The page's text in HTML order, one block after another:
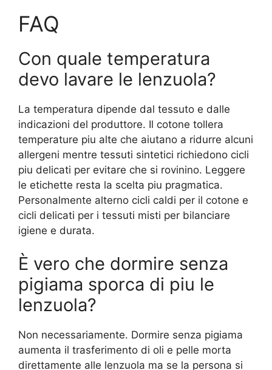
FAQ
Con quale temperatura
devo lavare le lenzuola?
La temperatura dipende dal tessuto e dalle
indicazioni del produttore. Il cotone tollera
temperature piu alte che aiutano a ridurre alcuni
allergeni mentre tessuti sintetici richiedono cicli
piu delicati per evitare che si rovinino. Leggere
le etichette resta la scelta piu pragmatica.
Personalmente alterno cicli caldi per il cotone e
cicli delicati per i tessuti misti per bilanciare
igiene e durata.
È vero che dormire senza
pigiama sporca di piu le
lenzuola?
Non necessariamente. Dormire senza pigiama
aumenta il trasferimento di oli e pelle morta
direttamente alle lenzuola ma se la persona si